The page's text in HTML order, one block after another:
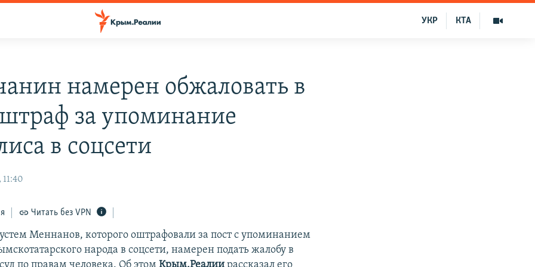
КТА
УКР
намерен обжаловать в
за упоминание
в соцсети
11:40
Читать без VPN
Меннанов, которого оштрафовали за пост с упоминанием
народа в соцсети, намерен подать жалобу в